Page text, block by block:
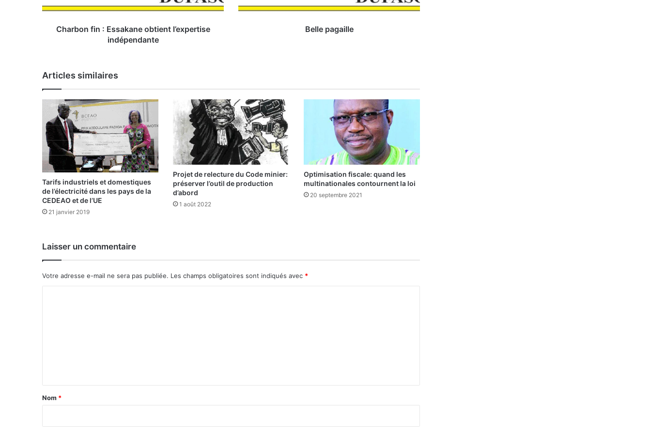
f
a
k
a
n
o
i
e
n
t
l
’
p
e
r
t
d
a
n
e
Charbon fin : Essakane obtient l’expertise
indépendante
g
Belle pagaille
Articles similaires
Tarifs industriels et domestiques
de l’électricité dans les pays de la
CEDEAO et de l’UE
21 janvier 2019
Projet de relecture du Code minier:
préserver l’outil de production
d’abord
1 août 2022
Optimisation fiscale: quand les
multinationales contournent la loi
20 septembre 2021
Laisser un commentaire
Votre adresse e-mail ne sera pas publiée. Les champs obligatoires sont indiqués avec *
a
Nom *